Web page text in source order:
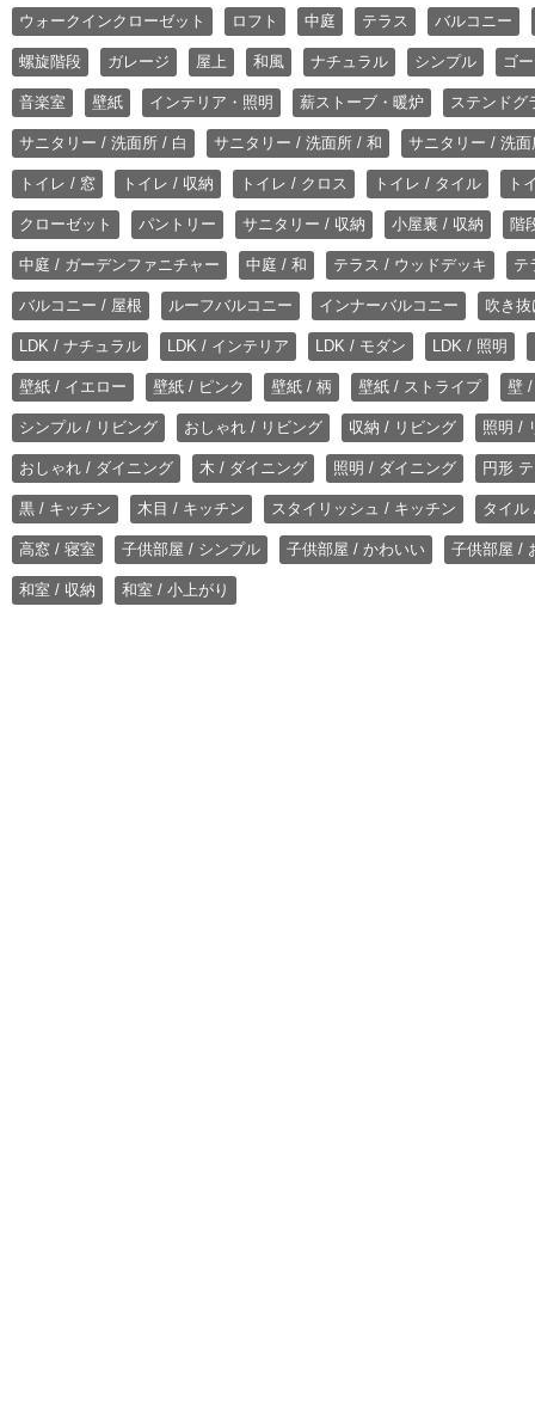
ウォークインクローゼット ロフト 中庭 テラス バルコニー
螺旋階段 ガレージ 屋上 和風 ナチュラル シンプル ゴ
音楽室 壁紙 インテリア・照明 薪ストーブ・暖炉 ステンドグ
サニタリー / 洗面所 / 白 サニタリー / 洗面所 / 和 サニタリー / 洗
トイレ / 窓 トイレ / 収納 トイレ / クロス トイレ / タイル ト
クローゼット パントリー サニタリー / 収納 小屋裏 / 収納 階
中庭 / ガーデンファニチャー 中庭 / 和 テラス / ウッドデッキ テ
バルコニー / 屋根 ルーフバルコニー インナーバルコニー 吹き
LDK / ナチュラル LDK / インテリア LDK / モダン LDK / 照明
壁紙 / イエロー 壁紙 / ピンク 壁紙 / 柄 壁紙 / ストライプ 壁
シンプル / リビング おしゃれ / リビング 収納 / リビング 照明 /
おしゃれ / ダイニング 木 / ダイニング 照明 / ダイニング 円形
黒 / キッチン 木目 / キッチン スタイリッシュ / キッチン タイル
高窓 / 寝室 子供部屋 / シンプル 子供部屋 / かわいい 子供部屋 /
和室 / 収納 和室 / 小上がり